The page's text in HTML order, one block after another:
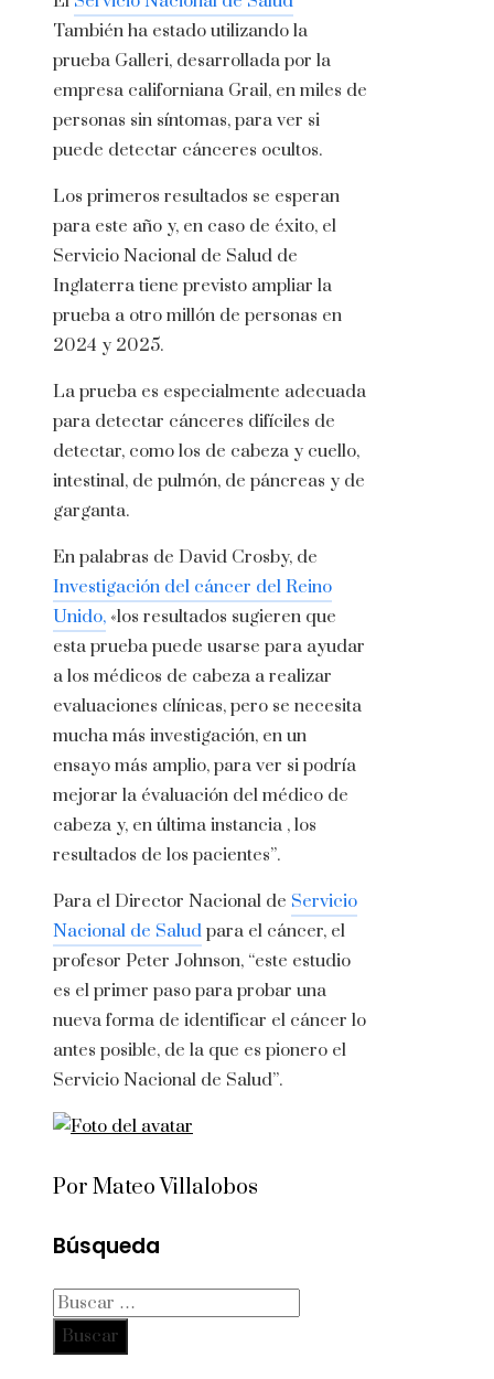
También ha estado utilizando la
prueba Galleri, desarrollada por la
empresa californiana Grail, en miles de
personas sin síntomas, para ver si
puede detectar cánceres ocultos.
Los primeros resultados se esperan
para este año y, en caso de éxito, el
Servicio Nacional de Salud de
Inglaterra tiene previsto ampliar la
prueba a otro millón de personas en
2024 y 2025.
La prueba es especialmente adecuada
para detectar cánceres difíciles de
detectar, como los de cabeza y cuello,
intestinal, de pulmón, de páncreas y de
garganta.
En palabras de David Crosby, de
Investigación del cáncer del Reino
Unido, «los resultados sugieren que
esta prueba puede usarse para ayudar
a los médicos de cabeza a realizar
evaluaciones clínicas, pero se necesita
mucha más investigación, en un
ensayo más amplio, para ver si podría
mejorar la évaluación del médico de
cabeza y, en última instancia , los
resultados de los pacientes”.
Para el Director Nacional de Servicio
Nacional de Salud para el cáncer, el
profesor Peter Johnson, “este estudio
es el primer paso para probar una
nueva forma de identificar el cáncer lo
antes posible, de la que es pionero el
Servicio Nacional de Salud”.
Por Mateo Villalobos
Búsqueda
Buscar: